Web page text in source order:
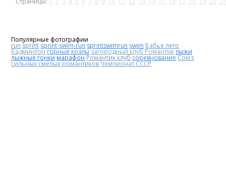
Популярные фотографии
run sprint sprint-swim-run sprintswimrun swim Бабье лето
Бадминтонгорные козлы загородный клуб Романтиклыжи
лыжные гонки марафонРомантик клубсоревнованиеСоюз
сильных смелых романтиковЧемпионат СССР